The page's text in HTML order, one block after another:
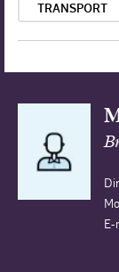
TRANSPORT
E-